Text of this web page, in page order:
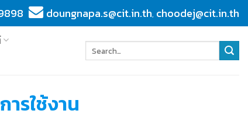
doungnapa.s@cit.in.th, choodej@cit.in.th
รใช้งาน